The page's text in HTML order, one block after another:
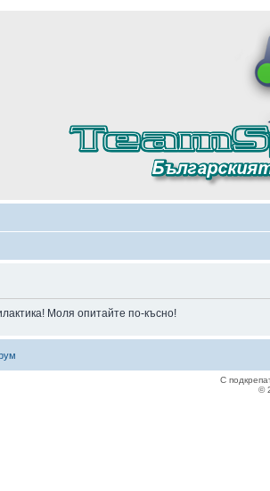
Моля опитайте по-късно!
С
©